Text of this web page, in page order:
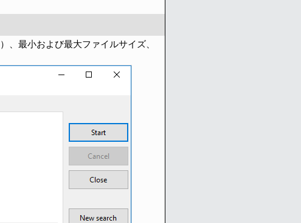
最小および最大ファイルサイズ、